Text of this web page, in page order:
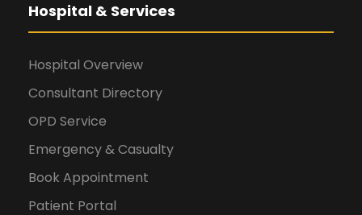
Hospital & Services
Hospital Overview
Consultant Directory
OPD Service
Emergency & Casualty
Book Appointment
Patient Portal